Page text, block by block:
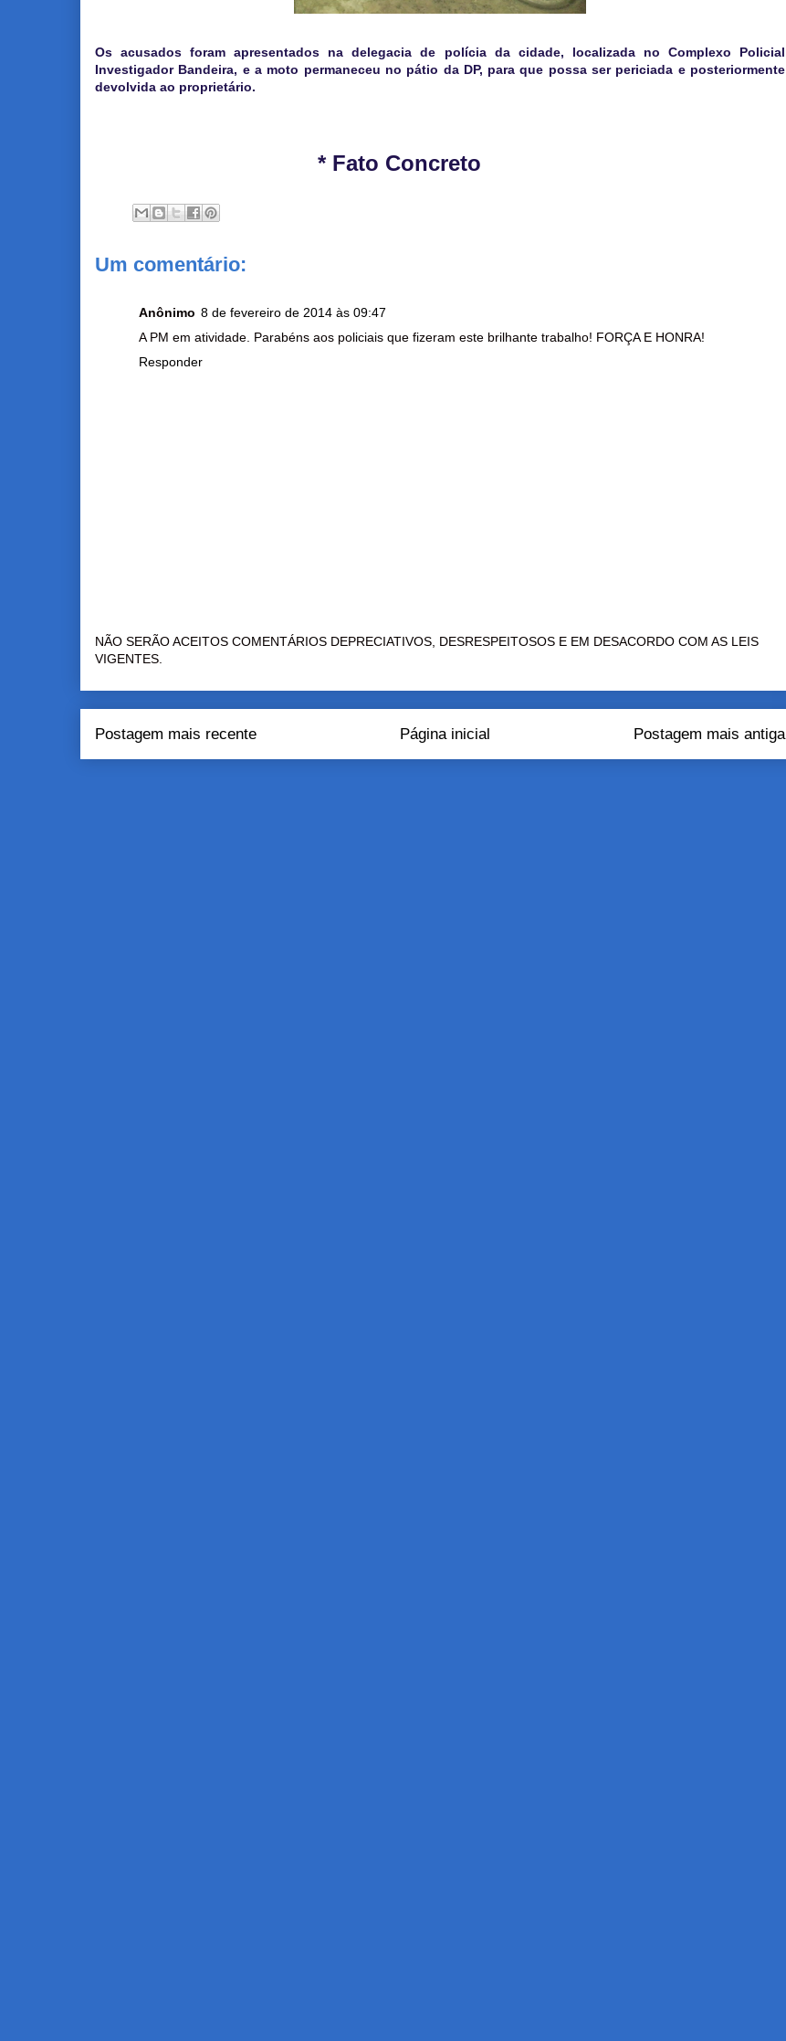
Os acusados foram apresentados na delegacia de polícia da cidade, localizada no Complexo Policial
Investigador Bandeira, e a moto permaneceu no pátio da DP, para que possa ser periciada e posteriormente
devolvida ao proprietário.
* Fato Concreto
Um comentário:
Anônimo 8 de fevereiro de 2014 às 09:47
A PM em atividade. Parabéns aos policiais que fizeram este brilhante trabalho! FORÇA E HONRA!
Responder
NÃO SERÃO ACEITOS COMENTÁRIOS DEPRECIATIVOS, DESRESPEITOSOS E EM DESACORDO COM AS LEIS
VIGENTES.
Postagem mais recente Postagem mais antiga
Página inicial